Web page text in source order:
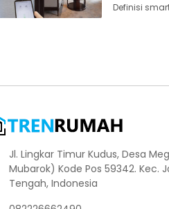
Definisi
Jl. Lingkar Timur Kudus, Desa
Mubarok) Kode Pos 59342. Kec.
Tengah, Indonesia